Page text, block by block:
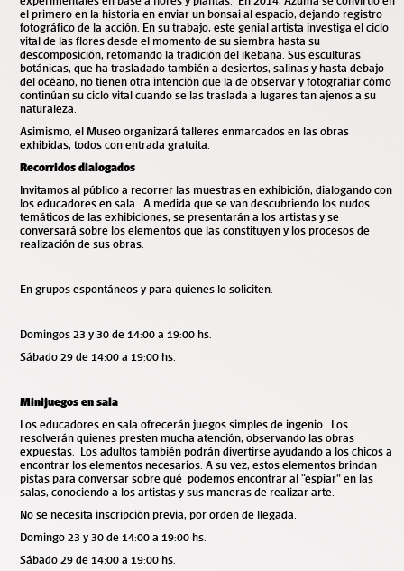
el primero en la historia en enviar un bonsai al espacio, dejando registro
fotográfico de la acción. En su trabajo, este genial artista investiga el ciclo
vital de las flores desde el momento de su siembra hasta su
descomposición, retomando la tradición del ikebana. Sus esculturas
botánicas, que ha trasladado también a desiertos, salinas y hasta debajo
del océano, no tienen otra intención que la de observar y fotografiar cómo
continúan su ciclo vital cuando se las traslada a lugares tan ajenos a su
naturaleza.
Asimismo, el Museo organizará talleres enmarcados en las obras
exhibidas, todos con entrada gratuita.
Recorridos dialogados
Invitamos al público a recorrer las muestras en exhibición, dialogando con
los educadores en sala. A medida que se van descubriendo los nudos
temáticos de las exhibiciones, se presentarán a los artistas y se
conversará sobre los elementos que las constituyen y los procesos de
realización de sus obras.
En grupos espontáneos y para quienes lo soliciten.
Domingos 23 y 30 de 14:00 a 19:00 hs.
Sábado 29 de 14:00 a 19:00 hs.
Minijuegos en sala
Los educadores en sala ofrecerán juegos simples de ingenio. Los
resolverán quienes presten mucha atención, observando las obras
expuestas. Los adultos también podrán divertirse ayudando a los chicos a
encontrar los elementos necesarios. A su vez, estos elementos brindan
pistas para conversar sobre qué podemos encontrar al “espiar” en las
salas, conociendo a los artistas y sus maneras de realizar arte.
No se necesita inscripción previa, por orden de llegada.
Domingo 23 y 30 de 14:00 a 19:00 hs.
Sábado 29 de 14:00 a 19:00 hs.